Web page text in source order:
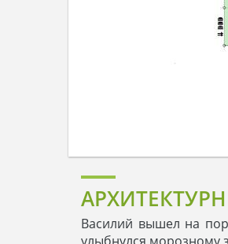
Василий вышел на